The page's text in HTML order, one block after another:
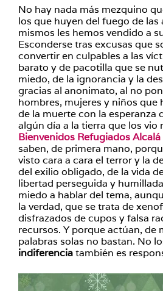
No hay nada más mezquino
los que huyen del fuego de
mismos les hemos vendido a
Esconderse tras excusas que
convertir en culpables a las
barato y de pacotilla que se
miedo, de la ignorancia y la
gracias al anonimato, al no
hombres, mujeres y niños que
de la muerte con la esperanza
algún día a la tierra que los vio
Bienvenidos Refugiados
saben, de primera mano,
visto cara a cara el terror y la
del exilio obligado, de la vida
libertad perseguida y
miedo a hablar del tema,
la verdad, que se trata de
disfrazados de cupos y falsa
recursos. Y porque actúan, de
palabras solas no bastan. No
indiferenciatambién es